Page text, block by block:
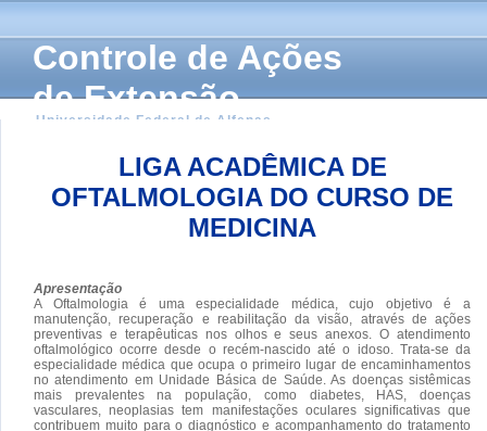
Controle de Ações
de Extensão
Universidade Federal de Alfenas
LIGA ACADÊMICA DE
OFTALMOLOGIA DO CURSO DE
MEDICINA
Apresentação
A Oftalmologia é uma especialidade médica, cujo objetivo é a
manutenção, recuperação e reabilitação da visão, através de ações
preventivas e terapêuticas nos olhos e seus anexos. O atendimento
oftalmológico ocorre desde o recém-nascido até o idoso. Trata-se da
especialidade médica que ocupa o primeiro lugar de encaminhamentos
no atendimento em Unidade Básica de Saúde. As doenças sistêmicas
mais prevalentes na população, como diabetes, HAS, doenças
vasculares, neoplasias tem manifestações oculares significativas que
contribuem muito para o diagnóstico e acompanhamento do tratamento